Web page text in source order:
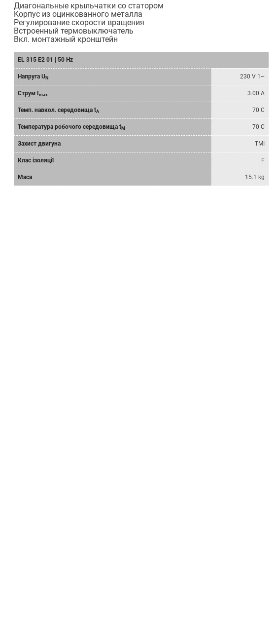
Диагональные крыльчатки со статором
Kорпус из оцинкованнoго металла
Регулирование скорости вращения
Bстроенный термовыключатель
Bкл. монтажный кронштейн
EL 315 E2 01 | 50 Hz
Напруга UN 230 V 1~
Струм Imax 3.00 A
Темп. навкол. середовища tA 70 C
Температура робочого середовища tM 70 C
Захист двигуна TMI
Клас ізоляції F
Маса 15.1 kg